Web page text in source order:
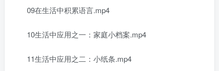
09在生活中积累语言.mp4
10生活中应用之一：家庭小档案.mp4
11生活中应用之二：小纸条.mp4